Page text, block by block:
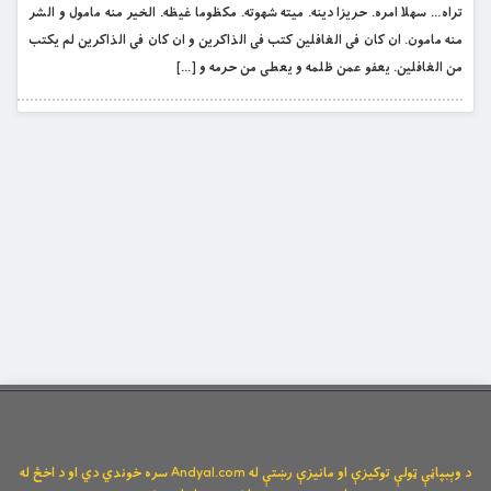
تراه… سهلا امره. حريزا دينه. ميته شهوته. مكظوما غيظه. الخير منه مامول و الشر
منه مامون. ان كان فى الغافلين كتب فى الذاكرين و ان كان فى الذاكرين لم يكتب
من الغافلين. يعفو عمن ظلمه و يعطى من حرمه و […]
د وېبپاڼې ټولې توکیزې او مانیزې رښتې له Andyal.com سره خوندي دي او د اخځ له